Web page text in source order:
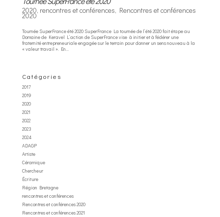
2020, rencontres et conférences, Rencontres et conférences
2020
Tournée SuperFrance été 2020 SuperFrance La tournée de l’été 2020 fait étape au
Domaine de Keravel L’action de SuperFrance vise à initier et à fédérer une
fraternité entrepreneuriale engagée sur le terrain pour donner un sens nouveau à la
« valeur travail ». En...
Catégories
2017
2019
2020
2021
2022
2023
2024
ADAGP
Artiste
Céramique
Chercheur
Écriture
Région Bretagne
rencontres et conférences
Rencontres et conférences 2020
Rencontres et conférences 2021